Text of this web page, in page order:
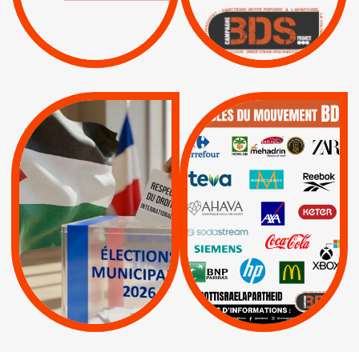
| Actus Pétitions
| Boycott militaire |
Lettres d'interpellation
MUNICIPALES 2026 :
JE VOTE POUR LE
RESPECT DU DROIT
INTERNATIONAL EN
PALESTINE
APPELS | Actus |
Espaces Sans
Apartheid
| Lettres d'interpellation
Pétitions
QUE BOYCOTTER ?
BOYCOTT /
AXA BNP | CAF |
Carrefour | HP |
Keter |
Livres et brochures |
Mehadrin | PUMA
Sodastream |
Visuels, tracts,
affiches,...